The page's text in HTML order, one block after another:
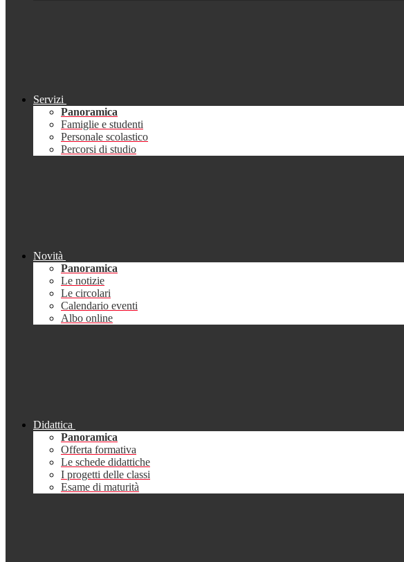
Servizi
Panoramica
Famiglie e studenti
Personale scolastico
Percorsi di studio
Novità
Panoramica
Le notizie
Le circolari
Calendario eventi
Albo online
Didattica
Panoramica
Offerta formativa
Le schede didattiche
I progetti delle classi
Esame di maturità